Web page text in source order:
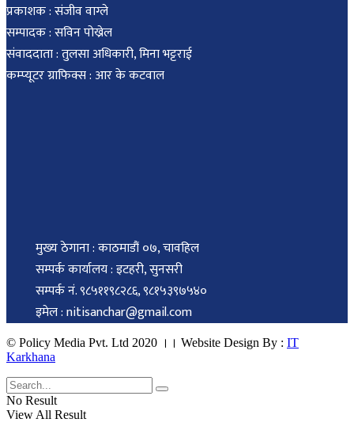
प्रकाशक : संजीव वाग्ले
सम्पादक : सविन पोख्रेल
संवाददाता : तुलसा अधिकारी, मिना भट्टराई
कम्प्यूटर ग्राफिक्स : आर के कटवाल
मुख्य ठेगाना : काठमाडौं ०७, चावहिल
सम्पर्क कार्यालय : इटहरी, सुनसरी
सम्पर्क नं. ९८५११९८२८६, ९८१५३९७५४०
इमेल : nitisanchar@gmail.com
© Policy Media Pvt. Ltd 2020 ।। Website Design By : IT
Karkhana
No Result
View All Result